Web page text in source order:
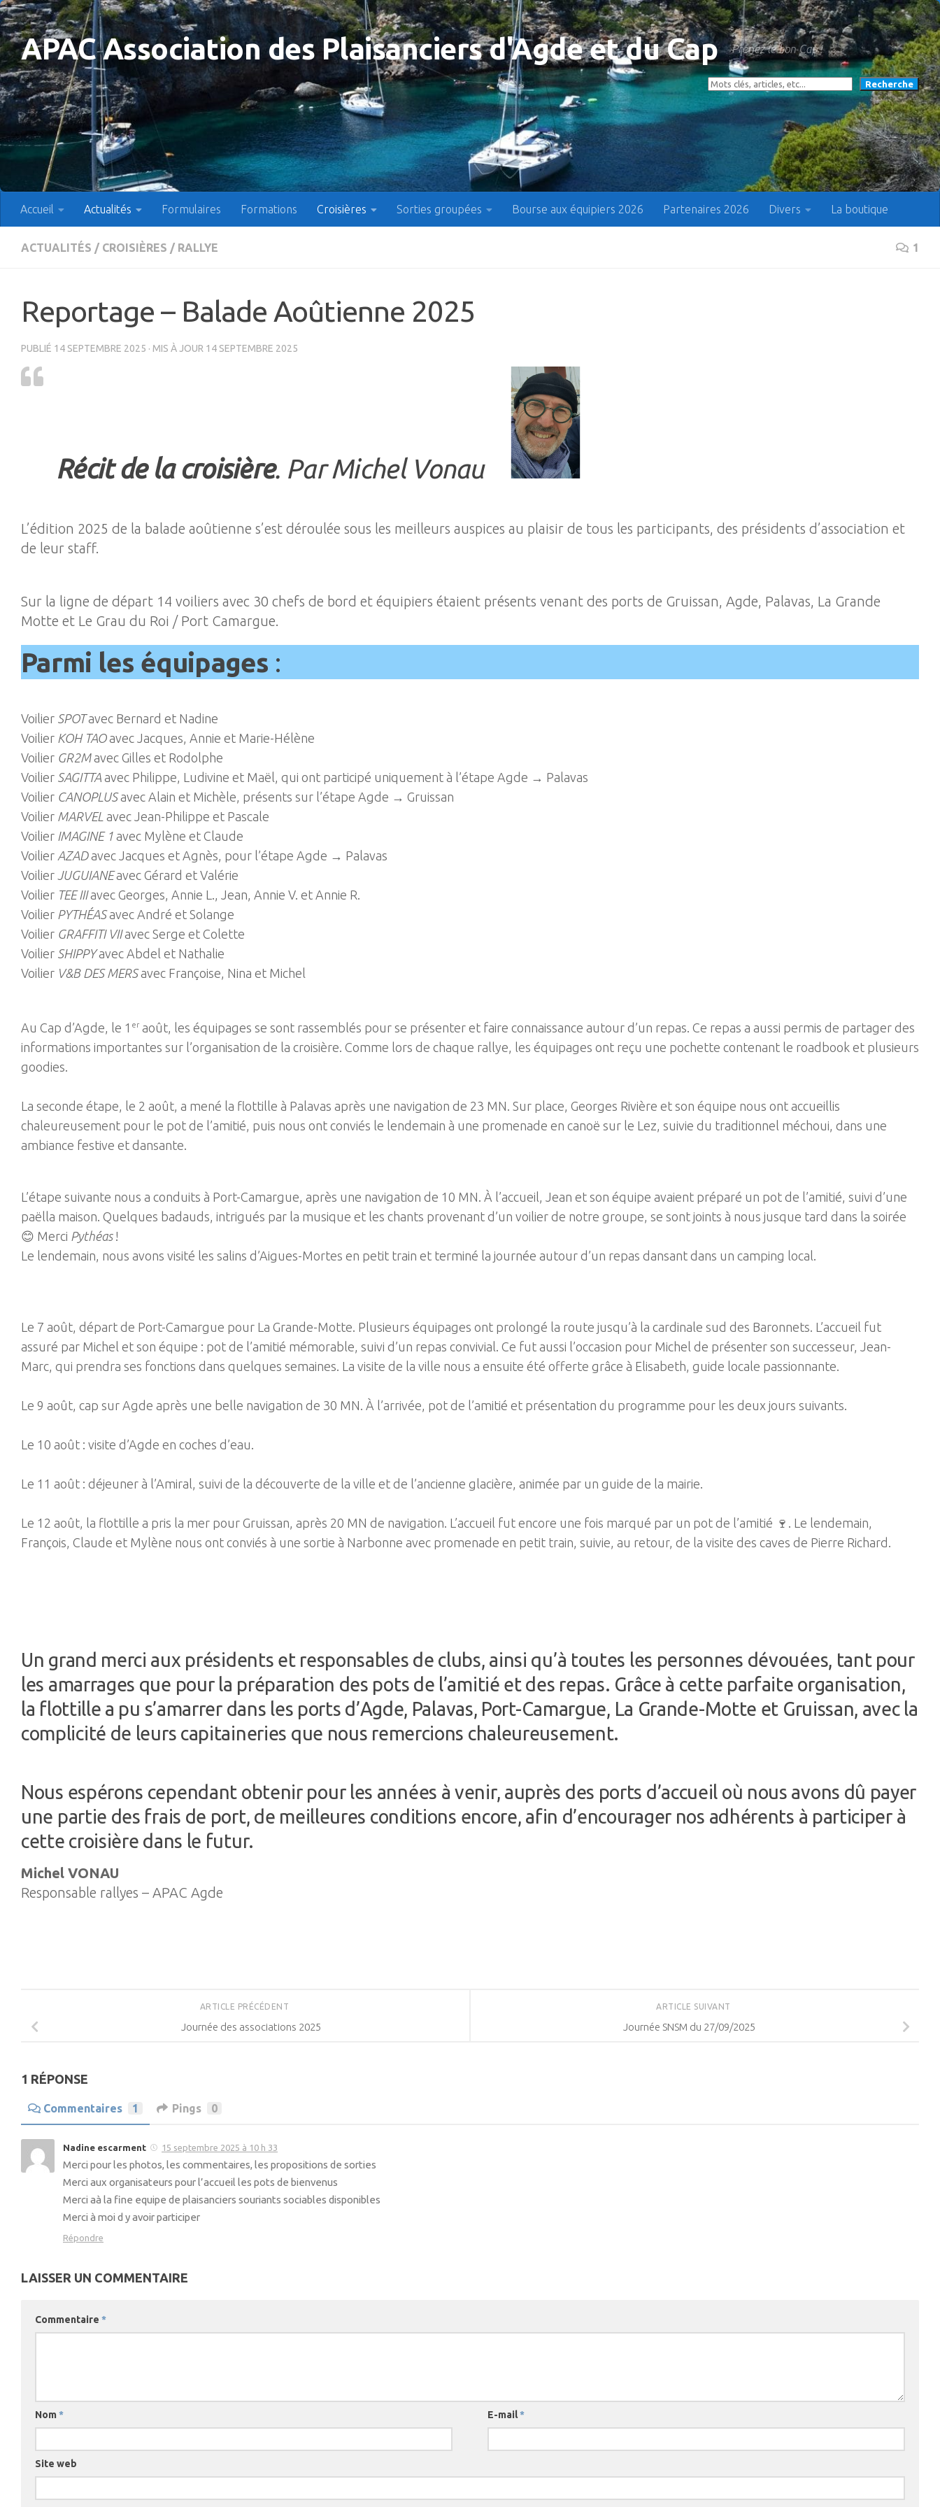
Skip to content
APAC Association des Plaisanciers d'Agde et du Cap Prenez le bon Cap !
Rechercher Recherche
Accueil Actualités Formulaires Formations Croisières Sorties groupées Bourse aux équipiers 2026 Partenaires 2026 Divers La boutique
ACTUALITÉS / CROISIÈRES / RALLYE 1
Reportage – Balade Aoûtienne 2025
PUBLIÉ 14 SEPTEMBRE 2025 · MIS À JOUR 14 SEPTEMBRE 2025
Récit de la croisière. Par Michel Vonau
L’édition 2025 de la balade aoûtienne s’est déroulée sous les meilleurs auspices au plaisir de tous les participants, des présidents d’association et
de leur staff.
Sur la ligne de départ 14 voiliers avec 30 chefs de bord et équipiers étaient présents venant des ports de Gruissan, Agde, Palavas, La Grande
Motte et Le Grau du Roi / Port Camargue.
Parmi les équipages :
Voilier SPOTavec Bernard et Nadine
Voilier KOH TAOavec Jacques, Annie et Marie-Hélène
Voilier GR2Mavec Gilles et Rodolphe
Voilier SAGITTA avec Philippe, Ludivine et Maël, qui ont participé uniquement à l’étape Agde → Palavas
Voilier CANOPLUSavec Alain et Michèle, présents sur l’étape Agde → Gruissan
Voilier MARVEL avec Jean-Philippe et Pascale
Voilier IMAGINE 1 avec Mylène et Claude
Voilier AZADavec Jacques et Agnès, pour l’étape Agde → Palavas
Voilier JUGUIANEavec Gérard et Valérie
Voilier TEE IIIavec Georges, Annie L., Jean, Annie V. et Annie R.
Voilier PYTHÉASavec André et Solange
Voilier GRAFFITI VIIavec Serge et Colette
Voilier SHIPPYavec Abdel et Nathalie
Voilier V&B DES MERSavec Françoise, Nina et Michel
Au Cap d’Agde, le 1 er août, les équipages se sont rassemblés pour se présenter et faire connaissance autour d’un repas. Ce repas a aussi permis de partager des
informations importantes sur l’organisation de la croisière. Comme lors de chaque rallye, les équipages ont reçu une pochette contenant le roadbook et plusieurs
goodies.
La seconde étape, le 2 août, a mené la flottille à Palavas après une navigation de 23 MN. Sur place, Georges Rivière et son équipe nous ont accueillis
chaleureusement pour le pot de l’amitié, puis nous ont conviés le lendemain à une promenade en canoë sur le Lez, suivie du traditionnel méchoui, dans une
ambiance festive et dansante.
L’étape suivante nous a conduits à Port-Camargue, après une navigation de 10 MN. À l’accueil, Jean et son équipe avaient préparé un pot de l’amitié, suivi d’une
paëlla maison. Quelques badauds, intrigués par la musique et les chants provenant d’un voilier de notre groupe, se sont joints à nous jusque tard dans la soirée
😊 Merci Pythéas!
Le lendemain, nous avons visité les salins d’Aigues-Mortes en petit train et terminé la journée autour d’un repas dansant dans un camping local.
Le 7 août, départ de Port-Camargue pour La Grande-Motte. Plusieurs équipages ont prolongé la route jusqu’à la cardinale sud des Baronnets. L’accueil fut
assuré par Michel et son équipe : pot de l’amitié mémorable, suivi d’un repas convivial. Ce fut aussi l’occasion pour Michel de présenter son successeur, Jean-
Marc, qui prendra ses fonctions dans quelques semaines. La visite de la ville nous a ensuite été offerte grâce à Elisabeth, guide locale passionnante.
Le 9 août, cap sur Agde après une belle navigation de 30 MN. À l’arrivée, pot de l’amitié et présentation du programme pour les deux jours suivants.
Le 10 août : visite d’Agde en coches d’eau.
Le 11 août : déjeuner à l’Amiral, suivi de la découverte de la ville et de l’ancienne glacière, animée par un guide de la mairie.
Le 12 août, la flottille a pris la mer pour Gruissan, après 20 MN de navigation. L’accueil fut encore une fois marqué par un pot de l’amitié 🍷. Le lendemain,
François, Claude et Mylène nous ont conviés à une sortie à Narbonne avec promenade en petit train, suivie, au retour, de la visite des caves de Pierre Richard.
Un grand merci aux présidents et responsables de clubs, ainsi qu’à toutes les personnes dévouées, tant pour
les amarrages que pour la préparation des pots de l’amitié et des repas. Grâce à cette parfaite organisation,
la flottille a pu s’amarrer dans les ports d’Agde, Palavas, Port-Camargue, La Grande-Motte et Gruissan, avec la
complicité de leurs capitaineries que nous remercions chaleureusement.
Nous espérons cependant obtenir pour les années à venir, auprès des ports d’accueil où nous avons dû payer
une partie des frais de port, de meilleures conditions encore, afin d’encourager nos adhérents à participer à
cette croisière dans le futur.
Michel VONAU
Responsable rallyes – APAC Agde
ARTICLE SUIVANT
Journée SNSM du 27/09/2025
ARTICLE PRÉCÉDENT
Journée des associations 2025
1 RÉPONSE
Commentaires 1 Pings 0
Nadine escarment 15 septembre 2025 à 10 h 33
Merci pour les photos, les commentaires, les propositions de sorties
Merci aux organisateurs pour l’accueil les pots de bienvenus
Merci aà la fine equipe de plaisanciers souriants sociables disponibles
Merci à moi d y avoir participer
Répondre
LAISSER UN COMMENTAIRE
Commentaire *
Nom * E-mail*
Site web